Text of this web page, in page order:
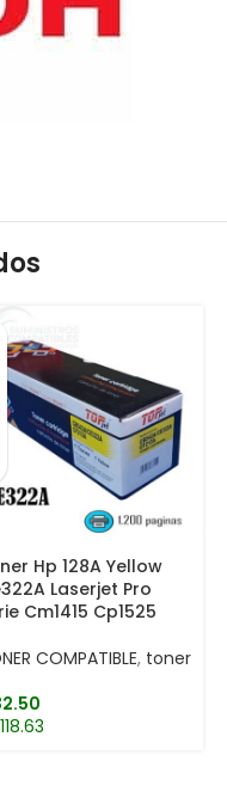
Hp 128A Yellow
Laserjet Pro
Cm1415 Cp1525
COMPATIBLE, toner